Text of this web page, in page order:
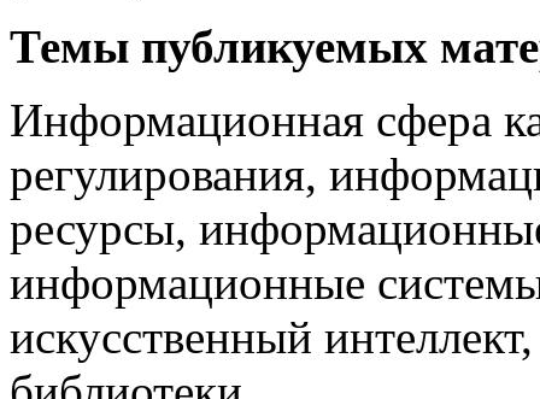
Темы публикуемых
Информационная сфера
регулирования,
ресурсы,
информационные
искусственный